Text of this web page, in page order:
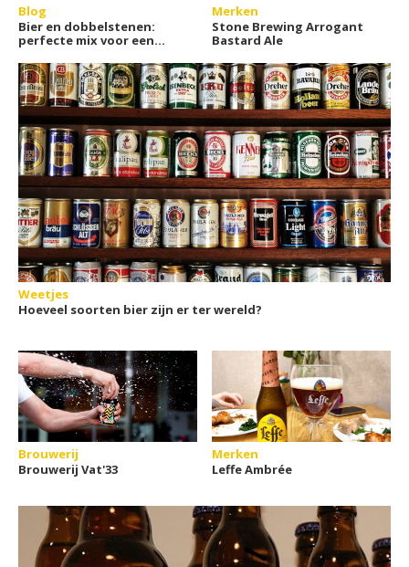
Blog
Bier en dobbelstenen:
perfecte mix voor een
Merken
Stone Brewing Arrogant
Bastard Ale
Weetjes
Hoeveel soorten bier zijn er ter wereld?
Brouwerij
Brouwerij Vat'33
Merken
Leffe Ambrée